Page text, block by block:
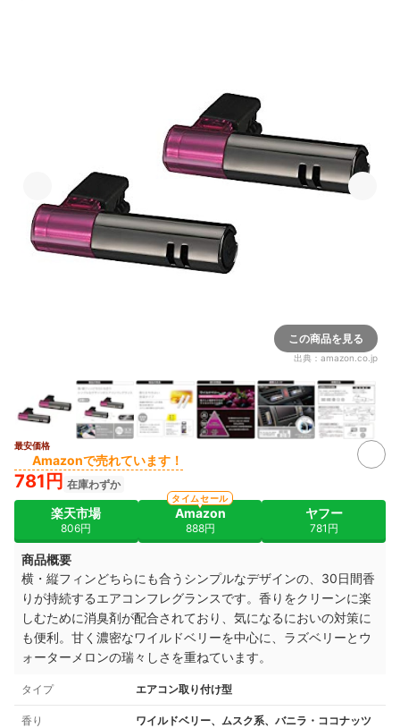
この商品を見る
出典： amazon.co.jp
最安価格
Amazonで売れています！
781円 在庫わずか
楽天市場
806円
Amazon
888円
タイムセール
ヤフー
781円
商品概要
横・縦フィンどちらにも合うシンプルなデザインの、30日間香
りが持続するエアコンフレグランスです。香りをクリーンに楽
しむために消臭剤が配合されており、気になるにおいの対策に
も便利。甘く濃密なワイルドベリーを中心に
、ラズベリーとウ
ォーターメロンの瑞々しさを重ねています。
タイプ エアコン取り付け型
香り
ワイルドベリー、ムスク系、バニラ・ココナッツ